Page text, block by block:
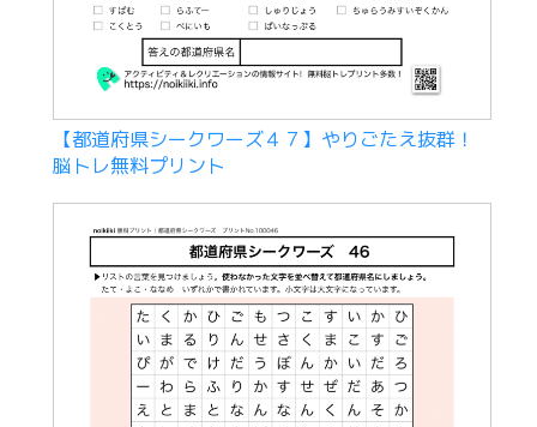
【都道府県シークワーズ４７】やりごたえ抜群！
脳トレ無料プリント